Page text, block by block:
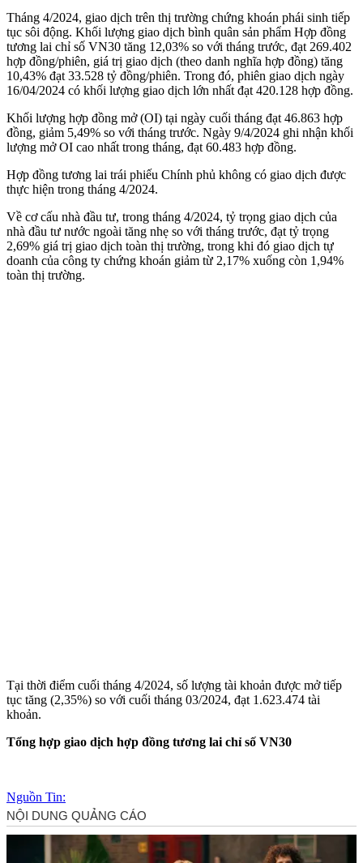
Tháng 4/2024, giao dịch trên thị trường chứng khoán phái sinh tiếp
tục sôi động. Khối lượng giao dịch bình quân sản phẩm Hợp đồng
tương lai chỉ số VN30 tăng 12,03% so với tháng trước, đạt 269.402
hợp đồng/phiên, giá trị giao dịch (theo danh nghĩa hợp đồng) tăng
10,43% đạt 33.528 tỷ đồng/phiên. Trong đó, phiên giao dịch ngày
16/04/2024 có khối lượng giao dịch lớn nhất đạt 420.128 hợp đồng.
Khối lượng hợp đồng mở (OI) tại ngày cuối tháng đạt 46.863 hợp
đồng, giảm 5,49% so với tháng trước. Ngày 9/4/2024 ghi nhận khối
lượng mở OI cao nhất trong tháng, đạt 60.483 hợp đồng.
Hợp đồng tương lai trái phiếu Chính phủ không có giao dịch được
thực hiện trong tháng 4/2024.
Về cơ cấu nhà đầu tư, trong tháng 4/2024, tỷ trọng giao dịch của
nhà đầu tư nước ngoài tăng nhẹ so với tháng trước, đạt tỷ trọng
2,69% giá trị giao dịch toàn thị trường, trong khi đó giao dịch tự
doanh của công ty chứng khoán giảm từ 2,17% xuống còn 1,94%
toàn thị trường.
Tại thời điểm cuối tháng 4/2024, số lượng tài khoản được mở tiếp
tục tăng (2,35%) so với cuối tháng 03/2024, đạt 1.623.474 tài
khoản.
Tổng hợp giao dịch hợp đồng tương lai chỉ số VN30
Nguồn Tin: